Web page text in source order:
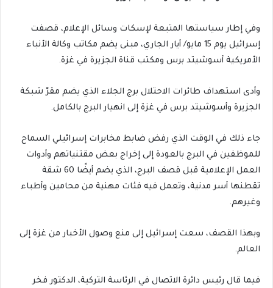
وفي إطار سياستها المتبعة لإسكات وسائل الإعلام، قصفت
إسرائيل يوم 15 مايو/ أيار الجاري، مبنى يضم مكاتب وكالة الأنباء
الأمريكية أسوشيتد برس ومكتب قناة الجزيرة في غزة.
وأدى استهداف طائرات الاحتلال برج الجلاء الذي يضم مقرّ شبكة
الجزيرة وأسوشيتد برس في غزة إلى انهيار البرج بالكامل.
جاء ذلك في الوقت الذي رفض ضابط مخابرات إسرائيلي السماح
للموظفين في البرج بالعودة إلى إخراج بعض مقتنياتهم وأدوات
العمل الإعلامية قبل قصف البرج، الذي يضم أيضًا 60 شقة
تقطنها أسر مدنية، وتعمل فيه فئات مهنية من محامين وأطباء
وغيرهم.
وبهذا القصف، سعت إسرائيل إلى منع وصول الأخبار من غزة إلى
العالم.
فيما قال رئيس دائرة الاتصال في الرئاسة التركية، الدكتور فخر